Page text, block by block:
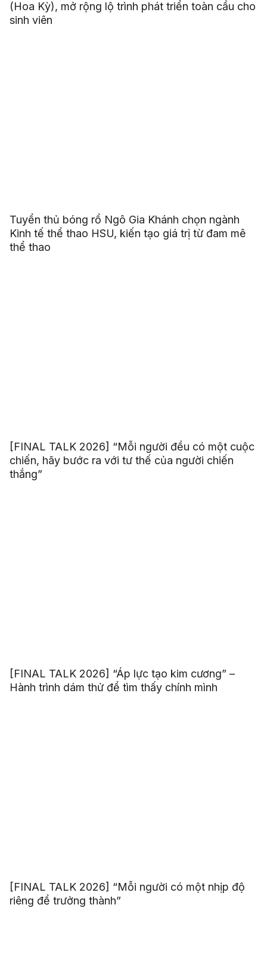
(Hoa Kỳ), mở rộng lộ trình phát triển toàn cầu cho
sinh viên
Tuyển thủ bóng rổ Ngô Gia Khánh chọn ngành
Kinh tế thể thao HSU, kiến tạo giá trị từ đam mê
thể thao
[FINAL TALK 2026] “Mỗi người đều có một cuộc
chiến, hãy bước ra với tư thế của người chiến
thắng”
[FINAL TALK 2026] “Áp lực tạo kim cương” –
Hành trình dám thử để tìm thấy chính mình
[FINAL TALK 2026] “Mỗi người có một nhịp độ
riêng để trưởng thành”